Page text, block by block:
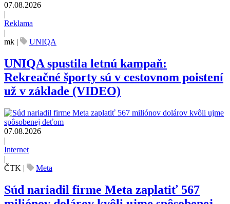
07.08.2026
|
Reklama
|
mk | UNIQA
UNIQA spustila letnú kampaň:
Rekreačné športy sú v cestovnom poistení
už v základe (VIDEO)
07.08.2026
|
Internet
|
ČTK | Meta
Súd nariadil firme Meta zaplatiť 567